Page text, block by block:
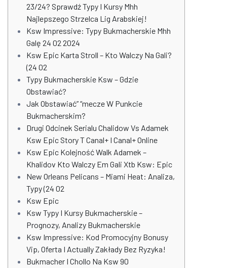
23/24? Sprawdź Typy I Kursy Mhh
Najlepszego Strzelca Lig Arabskiej!
Ksw Impressive: Typy Bukmacherskie Mhh
Galę 24 02 2024
Ksw Epic Karta Stroll – Kto Walczy Na Gali?
(24 02
Typy Bukmacherskie Ksw – Gdzie
Obstawiać?
Jak Obstawiać” “mecze W Punkcie
Bukmacherskim?
Drugi Odcinek Serialu Chalidow Vs Adamek
Ksw Epic Story T Canal+ I Canal+ Online
Ksw Epic Kolejność Walk Adamek –
Khalidov Kto Walczy Em Gali Xtb Ksw: Epic
New Orleans Pelicans – Miami Heat: Analiza,
Typy (24 02
Ksw Epic
Ksw Typy I Kursy Bukmacherskie –
Prognozy, Analizy Bukmacherskie
Ksw Impressive: Kod Promocyjny Bonusy
Vip, Oferta I Actually Zakłady Bez Ryzyka!
Bukmacher I Chollo Na Ksw 90